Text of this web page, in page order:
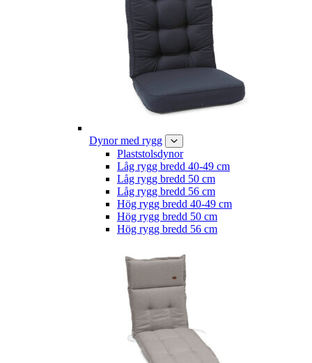
Dynor med rygg
Plaststolsdynor
Låg rygg bredd 40-49 cm
Låg rygg bredd 50 cm
Låg rygg bredd 56 cm
Hög rygg bredd 40-49 cm
Hög rygg bredd 50 cm
Hög rygg bredd 56 cm